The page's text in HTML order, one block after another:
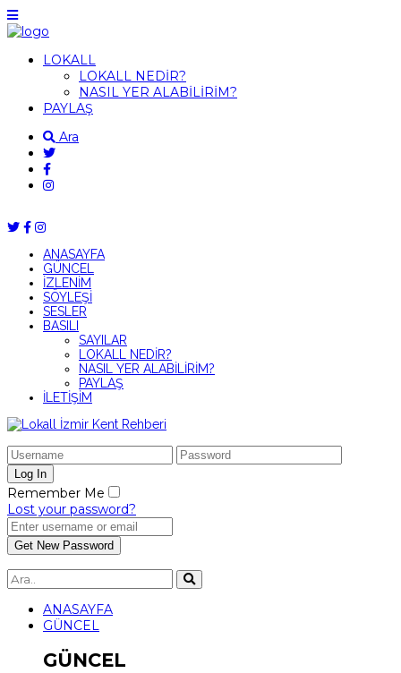
LOKALL
LOKALL NEDİR?
NASIL YER ALABİLİRİM?
PAYLAŞ
Ara
ANASAYFA
GÜNCEL
İZLENİM
SÖYLEŞİ
SESLER
BASILI
SAYILAR
LOKALL NEDİR?
NASIL YER ALABİLİRİM?
PAYLAŞ
İLETİŞİM
Remember Me
Lost your password?
ANASAYFA
GÜNCEL
GÜNCEL